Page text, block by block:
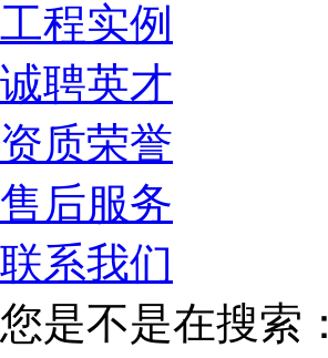
工程实例
诚聘英才
资质荣誉
售后服务
联系我们
您是不是在搜索：